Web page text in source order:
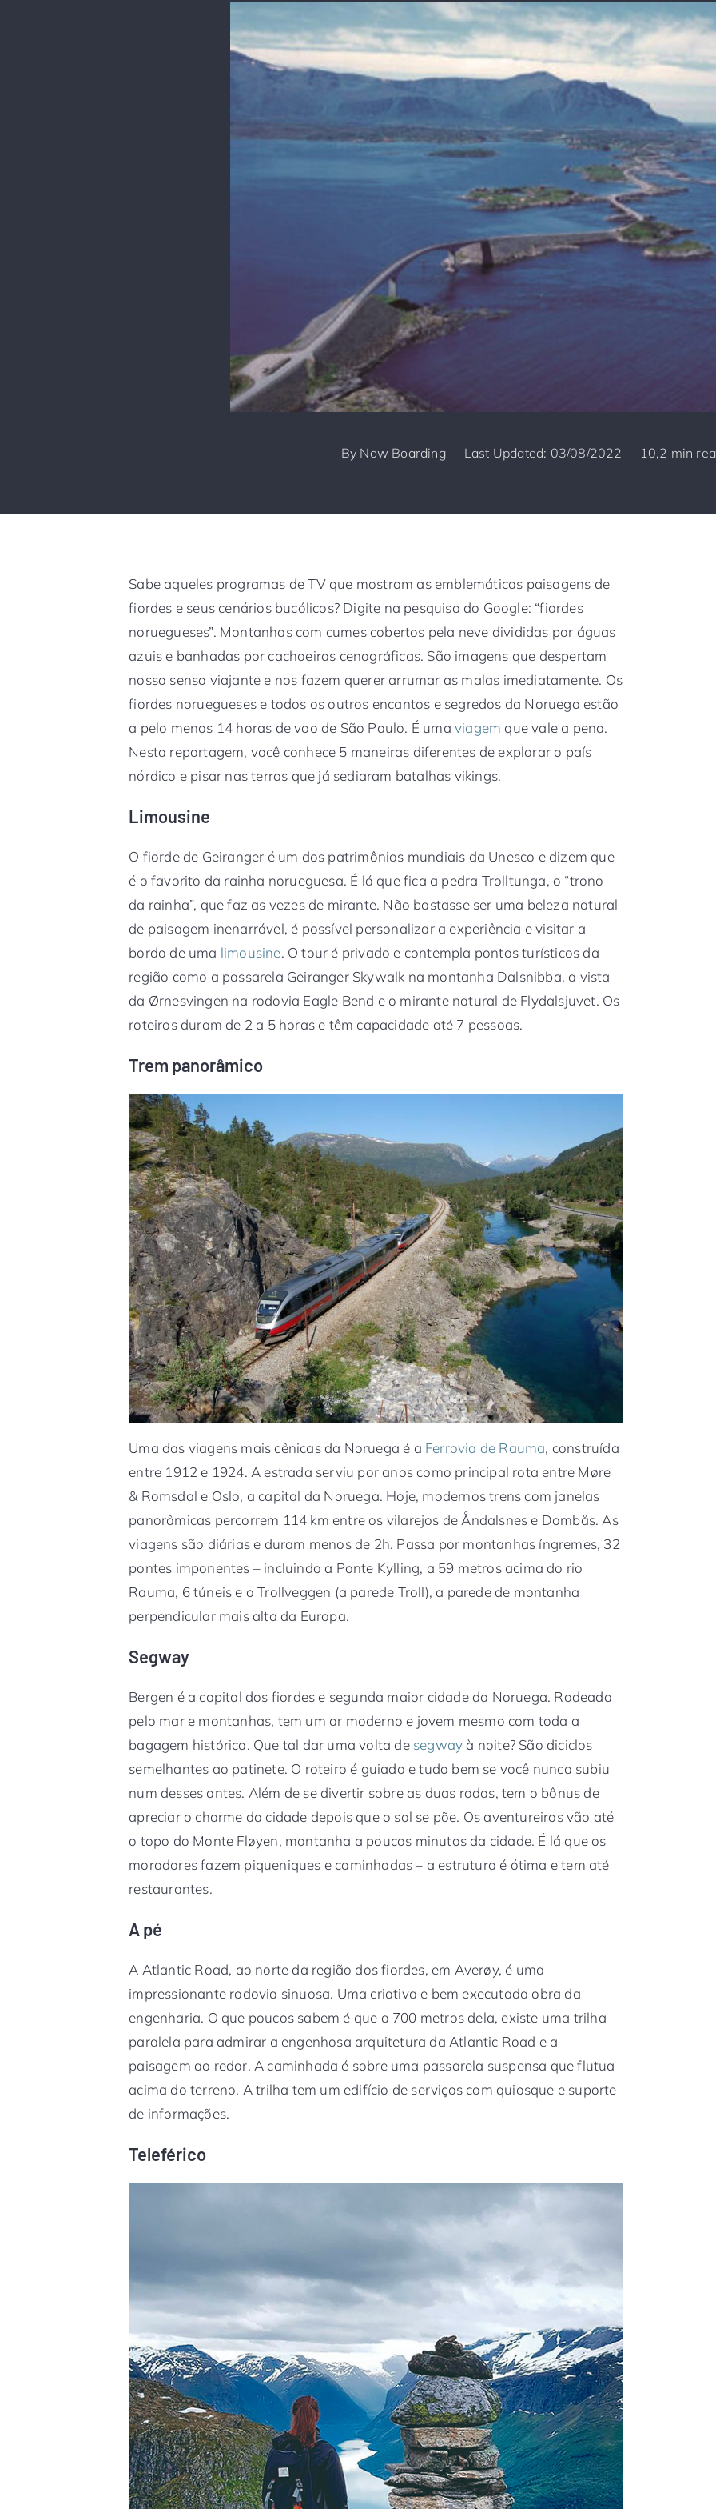
By Now Boarding Last Updated: 03/08/2022 10,2 min
Sabe aqueles programas de TV que mostram as emblemáticas paisagens de
fiordes e seus cenários bucólicos? Digite na pesquisa do Google: “fiordes
noruegueses”. Montanhas com cumes cobertos pela neve divididas por águas
azuis e banhadas por cachoeiras cenográficas. São imagens que despertam
nosso senso viajante e nos fazem querer arrumar as malas imediatamente. Os
fiordes noruegueses e todos os outros encantos e segredos da Noruega estão
a pelo menos 14 horas de voo de São Paulo. É umaviagem que vale a pena.
Nesta reportagem, você conhece 5 maneiras diferentes de explorar o país
nórdico e pisar nas terras que já sediaram batalhas vikings.
Limousine
O fiorde de Geiranger é um dos patrimônios mundiais da Unesco e dizem que
é o favorito da rainha norueguesa. É lá que fica a pedra Trolltunga, o “trono
da rainha”, que faz as vezes de mirante. Não bastasse ser uma beleza natural
de paisagem inenarrável, é possível personalizar a experiência e visitar a
bordo de uma limousine. O tour é privado e contempla pontos turísticos da
região como a passarela Geiranger Skywalk na montanha Dalsnibba, a vista
da Ørnesvingen na rodovia Eagle Bend e o mirante natural de Flydalsjuvet. Os
roteiros duram de 2 a 5 horas e têm capacidade até 7 pessoas.
Trem panorâmico
Uma das viagens mais cênicas da Noruega é a Ferrovia de Rauma, construída
entre 1912 e 1924. A estrada serviu por anos como principal rota entre Møre
& Romsdal e Oslo, a capital da Noruega. Hoje, modernos trens com janelas
panorâmicas percorrem 114 km entre os vilarejos de Åndalsnes e Dombås. As
viagens são diárias e duram menos de 2h. Passa por montanhas íngremes, 32
pontes imponentes – incluindo a Ponte Kylling, a 59 metros acima do rio
Rauma, 6 túneis e o Trollveggen (a parede Troll), a parede de montanha
perpendicular mais alta da Europa.
Segway
Bergen é a capital dos fiordes e segunda maior cidade da Noruega. Rodeada
pelo mar e montanhas, tem um ar moderno e jovem mesmo com toda a
bagagem histórica. Que tal dar uma volta de segway à noite? São diciclos
semelhantes ao patinete. O roteiro é guiado e tudo bem se você nunca subiu
num desses antes. Além de se divertir sobre as duas rodas, tem o bônus de
apreciar o charme da cidade depois que o sol se põe. Os aventureiros vão até
o topo do Monte Fløyen, montanha a poucos minutos da cidade. É lá que os
moradores fazem piqueniques e caminhadas – a estrutura é ótima e tem até
restaurantes.
A pé
A Atlantic Road, ao norte da região dos fiordes, em Averøy, é uma
impressionante rodovia sinuosa. Uma criativa e bem executada obra da
engenharia. O que poucos sabem é que a 700 metros dela, existe uma trilha
paralela para admirar a engenhosa arquitetura da Atlantic Road e a
paisagem ao redor. A caminhada é sobre uma passarela suspensa que flutua
acima do terreno. A trilha tem um edifício de serviços com quiosque e suporte
de informações.
Teleférico